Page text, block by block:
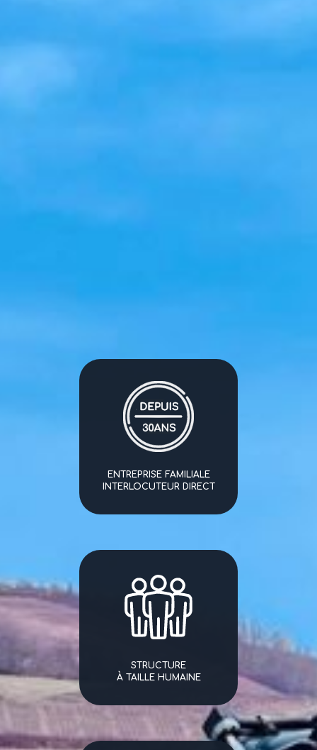
ENTREPRISE FAMILIALE
INTERLOCUTEUR DIRECT
STRUCTURE
À TAILLE HUMAINE